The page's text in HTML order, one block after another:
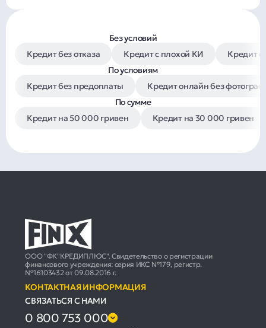
Без условий
Кредит без отказа
Кредит с плохой КИ
Кредит с
По условиям
Кредит без предоплаты
Кредит онлайн без
По сумме
Кредит на 50 000 гривен
Кредит на 30 000 гривен
ООО "ФК"КРЕДИПЛЮС". Свидетельство о регистрации
финансового учреждения: серия ИКС №179, регистр.
№16103432 от 09.08.2016 г.
КОНТАКТНАЯ ИНФОРМАЦИЯ
СВЯЗАТЬСЯ С НАМИ
0 800 753 000